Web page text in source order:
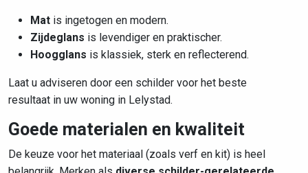
Mat is ingetogen en modern.
Zijdeglans is levendiger en praktischer.
Hoogglans is klassiek, sterk en reflecterend.
Laat u adviseren door een schilder voor het beste
resultaat in uw woning in Lelystad.
Goede materialen en kwaliteit
De keuze voor het materiaal (zoals verf en kit) is heel